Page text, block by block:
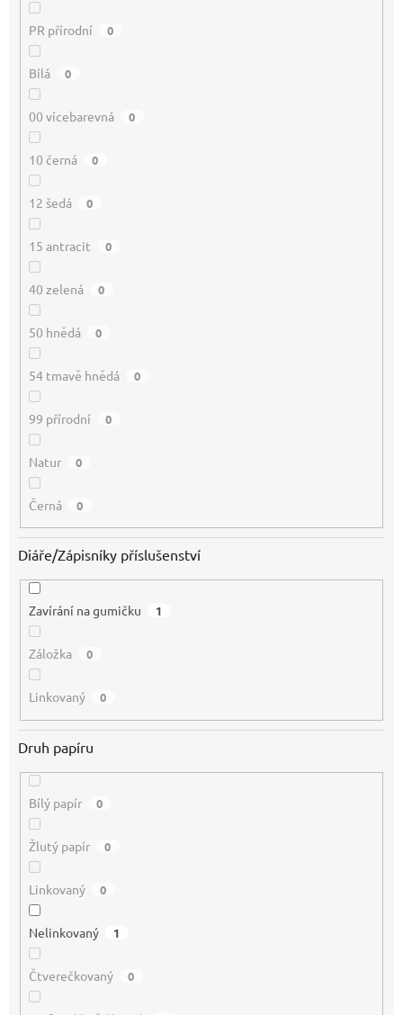
PR přírodní 0
Bílá 0
00 vícebarevná 0
10 černá 0
12 šedá 0
15 antracit 0
40 zelená 0
50 hnědá 0
54 tmavě hnědá 0
99 přírodní 0
Natur 0
Černá 0
Diáře/Zápisníky příslušenství
Zavírání na gumičku 1
Záložka 0
Linkovaný 0
Druh papíru
Bílý papír 0
Žlutý papír 0
Linkovaný 0
Nelinkovaný 1
Čtverečkovaný 0